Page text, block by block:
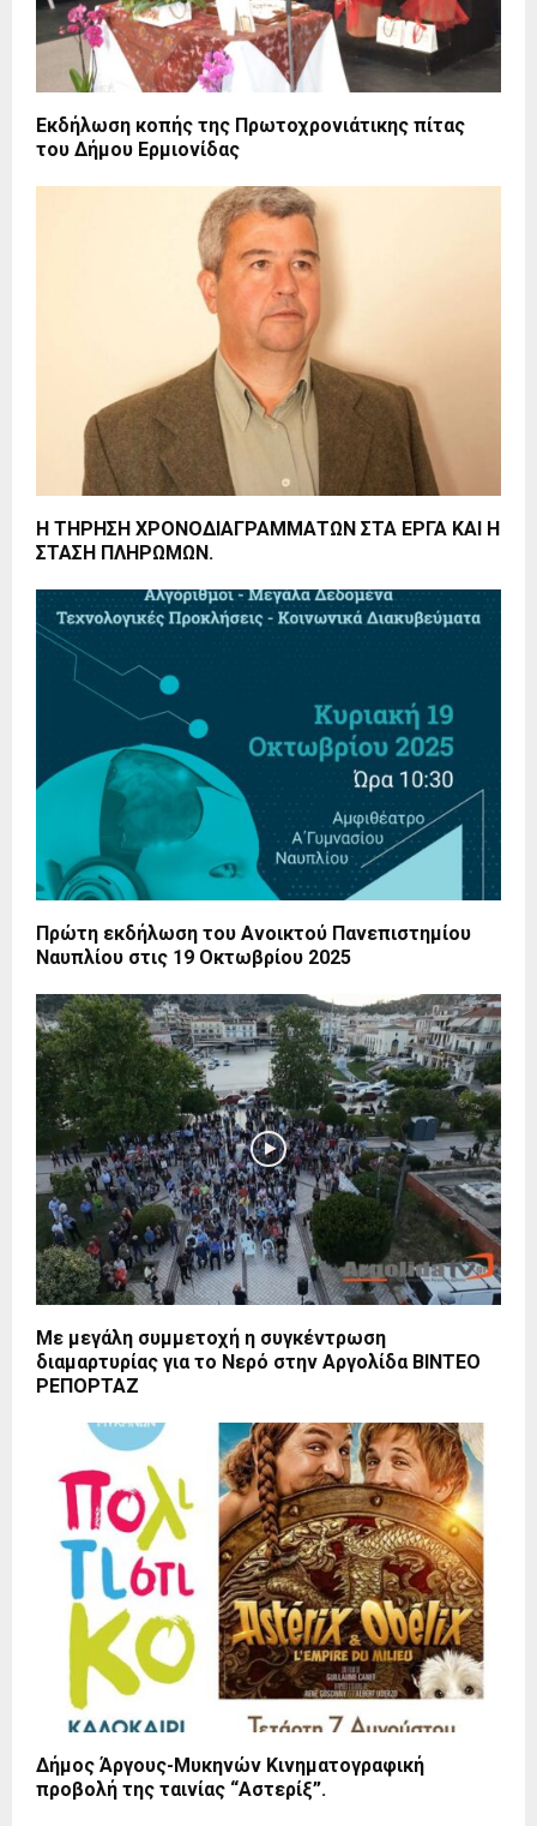
Εκδήλωση κοπής της Πρωτοχρονιάτικης πίτας
του Δήμου Ερμιονίδας
Η ΤΗΡΗΣΗ ΧΡΟΝΟΔΙΑΓΡΑΜΜΑΤΩΝ ΣΤΑ ΕΡΓΑ ΚΑΙ Η
ΣΤΑΣΗ ΠΛΗΡΩΜΩΝ.
Πρώτη εκδήλωση του Ανοικτού Πανεπιστημίου
Ναυπλίου στις 19 Οκτωβρίου 2025
Με μεγάλη συμμετοχή η συγκέντρωση
διαμαρτυρίας για το Νερό στην Αργολίδα ΒΙΝΤΕΟ
ΡΕΠΟΡΤΑΖ
Δήμος Άργους-Μυκηνών Κινηματογραφική
προβολή της ταινίας “Αστερίξ”.